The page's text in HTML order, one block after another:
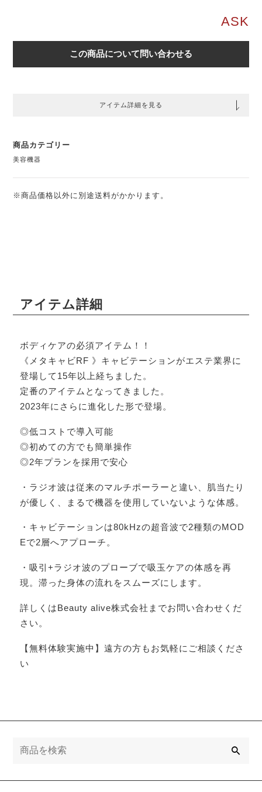
ASK
この商品について問い合わせる
アイテム詳細を見る
商品カテゴリー
美容機器
※商品価格以外に別途送料がかかります。
アイテム詳細
ボディケアの必須アイテム！！
《メタキャビRF 》キャビテーションがエステ業界に
登場して15年以上経ちました。
定番のアイテムとなってきました。
2023年にさらに進化した形で登場。
◎低コストで導入可能
◎初めての方でも簡単操作
◎2年プランを採用で安心
・ラジオ波は従来のマルチポーラーと違い、肌当たり
が優しく、まるで機器を使用していないような体感。
・キャビテーションは80kHzの超音波で2種類のMOD
Eで2層へアプローチ。
・吸引+ラジオ波のプローブで吸玉ケアの体感を再
現。滞った身体の流れをスムーズにします。
詳しくはBeauty alive株式会社までお問い合わせくだ
さい。
【無料体験実施中】遠方の方もお気軽にご相談くださ
い